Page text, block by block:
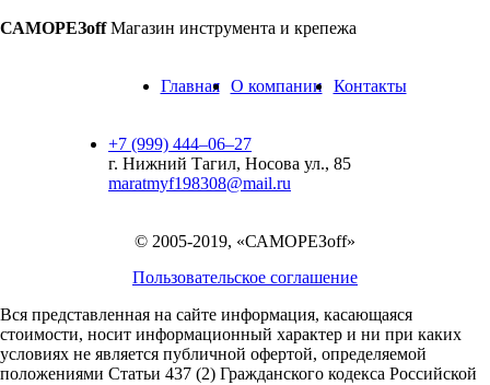
САМОРЕЗoff Магазин инструмента и крепежа
Главная О компании Контакты
+7 (999) 444‒06‒27
г. Нижний Тагил, Носова ул., 85
maratmyf198308@mail.ru
© 2005-2019, «САМОРЕЗoff»
Пользовательское соглашение
Вся представленная на сайте информация, касающаяся
стоимости, носит информационный характер и ни при каких
условиях не является публичной офертой, определяемой
положениями Статьи 437 (2) Гражданского кодекса Российской